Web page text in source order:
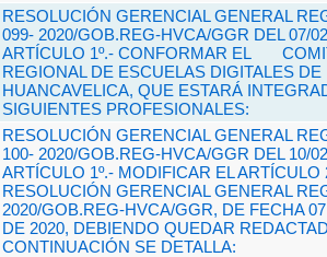
RESOLUCIÓN GERENCIAL GENERAL
099- 2020/GOB.REG-HVCA/GGR DEL 07/
ARTÍCULO 1º.- CONFORMAR EL
REGIONAL DE ESCUELAS DIGITALES DE
HUANCAVELICA, QUE ESTARÁ
SIGUIENTES PROFESIONALES:
RESOLUCIÓN GERENCIAL GENERAL
100- 2020/GOB.REG-HVCA/GGR DEL 10/
ARTÍCULO 1º.- MODIFICAR EL ARTÍCULO
RESOLUCIÓN GERENCIAL GENERAL
2020/GOB.REG-HVCA/GGR, DE FECHA 07
DE 2020, DEBIENDO QUEDAR
CONTINUACIÓN SE DETALLA: